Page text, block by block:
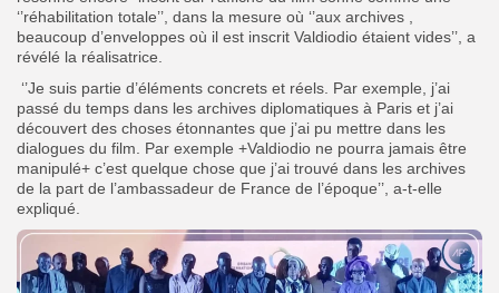
‘’réhabilitation totale’’, dans la mesure où ‘’aux archives ,
beaucoup d’enveloppes où il est inscrit Valdiodio étaient vides’’, a
révélé la réalisatrice.
‘’Je suis partie d’éléments concrets et réels. Par exemple, j’ai
passé du temps dans les archives diplomatiques à Paris et j’ai
découvert des choses étonnantes que j’ai pu mettre dans les
dialogues du film. Par exemple +Valdiodio ne pourra jamais être
manipulé+ c’est quelque chose que j’ai trouvé dans les archives
de la part de l’ambassadeur de France de l’époque’’, a-t-elle
expliqué.